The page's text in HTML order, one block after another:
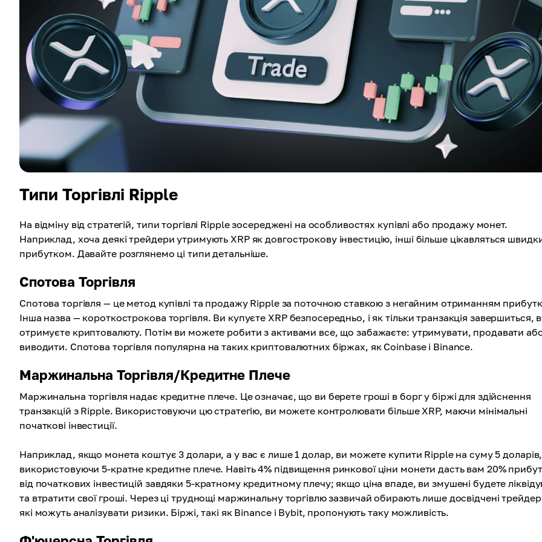
Типи Торгівлі Ripple
На відміну від стратегій, типи торгівлі Ripple зосереджені на особливостях купівлі або продажу монет.
Наприклад, хоча деякі трейдери утримують XRP як довгострокову інвестицію, інші більше цікавляться
прибутком. Давайте розглянемо ці типи детальніше.
Спотова Торгівля
Спотова торгівля — це метод купівлі та продажу Ripple за поточною ставкою з негайним отриманням
Інша назва — короткострокова торгівля. Ви купуєте XRP безпосередньо, і як тільки транзакція завершиться,
отримуєте криптовалюту. Потім ви можете робити з активами все, що забажаєте: утримувати, продавати
виводити. Спотова торгівля популярна на таких криптовалютних біржах, як Coinbase і Binance.
Маржинальна Торгівля/Кредитне Плече
Маржинальна торгівля надає кредитне плече. Це означає, що ви берете гроші в борг у біржі для здійснення
транзакцій з Ripple. Використовуючи цю стратегію, ви можете контролювати більше XRP, маючи мінімальні
початкові інвестиції.
Наприклад, якщо монета коштує 3 долари, а у вас є лише 1 долар, ви можете купити Ripple на суму 5 доларів,
використовуючи 5-кратне кредитне плече. Навіть 4% підвищення ринкової ціни монети дасть вам 20%
від початкових інвестицій завдяки 5-кратному кредитному плечу; якщо ціна впаде, ви змушені будете
та втратити свої гроші. Через ці труднощі маржинальну торгівлю зазвичай обирають лише досвідчені
які можуть аналізувати ризики. Біржі, такі як Binance і Bybit, пропонують таку можливість.